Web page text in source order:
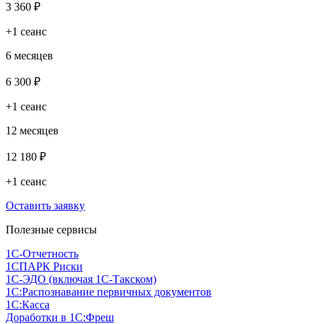
3 360 ₽
+1 сеанс
6 месяцев
6 300 ₽
+1 сеанс
12 месяцев
12 180 ₽
+1 сеанс
Оставить заявку
Полезные сервисы
1С-Отчетность
1СПАРК Риски
1С-ЭДО (включая 1С-Такском)
1С:Распознавание первичных документов
1С:Касса
Доработки в 1С:Фреш